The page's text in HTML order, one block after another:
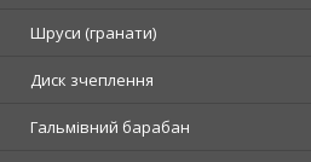
Шруси (гранати)
Диск зчеплення
Гальмівний барабан